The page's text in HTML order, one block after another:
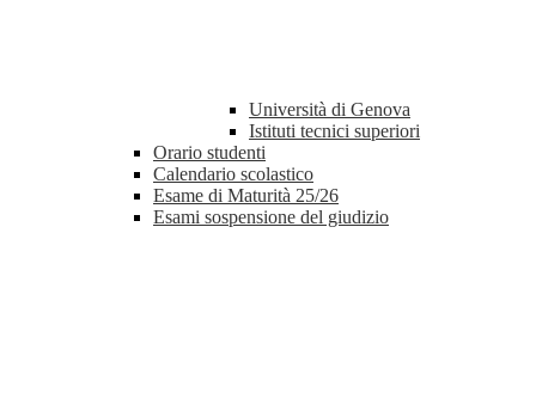
Università di Genova
Istituti tecnici superiori
Orario studenti
Calendario scolastico
Esame di Maturità 25/26
Esami sospensione del giudizio